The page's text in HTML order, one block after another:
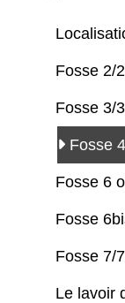
Fosse 2/
Fosse 3/
Fosse
Fosse 6
Fosse
Fosse 7/
Le lavoir